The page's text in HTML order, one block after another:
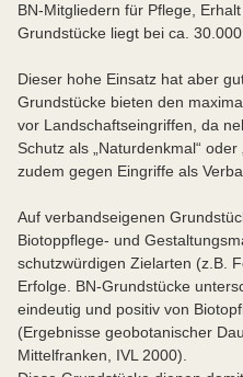
BN-Mitgliedern für Pflege,
Grundstücke liegt bei ca. 30.000
Dieser hohe Einsatz hat aber
Grundstücke bieten den
vor Landschaftseingriffen, da
Schutz als „Naturdenkmal“
zudem gegen Eingriffe als
Auf verbandseigenen
Biotoppflege- und
schutzwürdigen Zielarten (z.B.
Erfolge. BN-Grundstücke
eindeutig und positiv von
(Ergebnisse geobotanischer
Mittelfranken, IVL 2000).